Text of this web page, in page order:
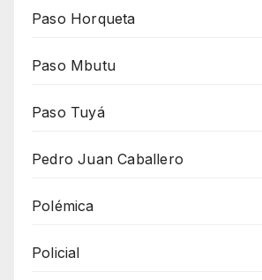
Paso Horqueta
Paso Mbutu
Paso Tuyá
Pedro Juan Caballero
Polémica
Policial